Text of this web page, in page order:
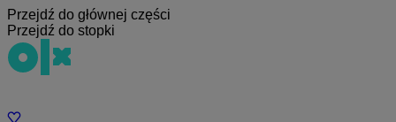
Przejdź do głównej części
Przejdź do stopki